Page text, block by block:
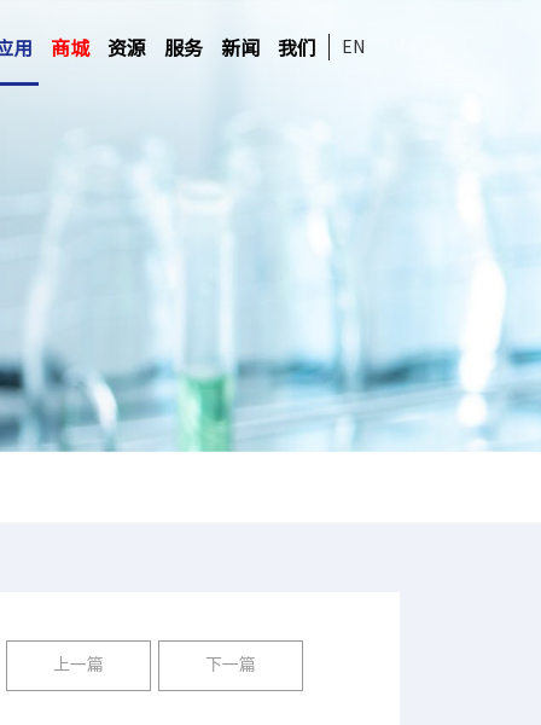
用 商城 资源 服务 新闻 我们 EN
上一篇 下一篇